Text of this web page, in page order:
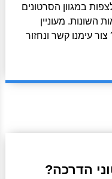
במגוון הסרטונים
השונות. מעוניין
עימנו קשר ונחזור
הדרכה?